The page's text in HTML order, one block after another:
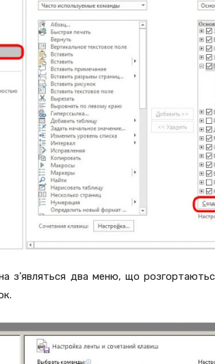
з’являться два меню, що